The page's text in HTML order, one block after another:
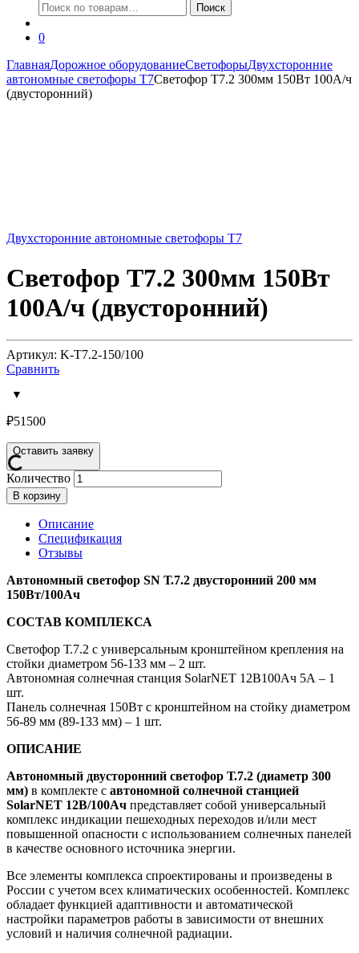
Искать: Поиск
0
ГлавнаяДорожное оборудованиеСветофорыДвухсторонние
автономные светофоры Т7Светофор Т7.2 300мм 150Вт 100А/ч
(двусторонний)
Двухсторонние автономные светофоры Т7
Светофор Т7.2 300мм 150Вт
100А/ч (двусторонний)
Артикул: K-Т7.2-150/100
Сравнить
₽51500
Оставить заявку
Количество
В корзину
Описание
Спецификация
Отзывы
Автономный светофор SN Т.7.2 двусторонний 200 мм
150Вт/100Ач
СОСТАВ КОМПЛЕКСА
Светофор Т.7.2 с универсальным кронштейном крепления на
стойки диаметром 56-133 мм – 2 шт.
Автономная солнечная станция SolarNET 12В100Ач 5А – 1
шт.
Панель солнечная 150Вт с кронштейном на стойку диаметром
56-89 мм (89-133 мм) – 1 шт.
ОПИСАНИЕ
Автономный двусторонний светофор Т.7.2 (диаметр 300
мм) в комплекте с автономной солнечной станцией
SolarNET 12В/100Ач представляет собой универсальный
комплекс индикации пешеходных переходов и/или мест
повышенной опасности с использованием солнечных панелей
в качестве основного источника энергии.
Все элементы комплекса спроектированы и произведены в
России с учетом всех климатических особенностей. Комплекс
обладает функцией адаптивности и автоматической
настройки параметров работы в зависимости от внешних
условий и наличия солнечной радиации.